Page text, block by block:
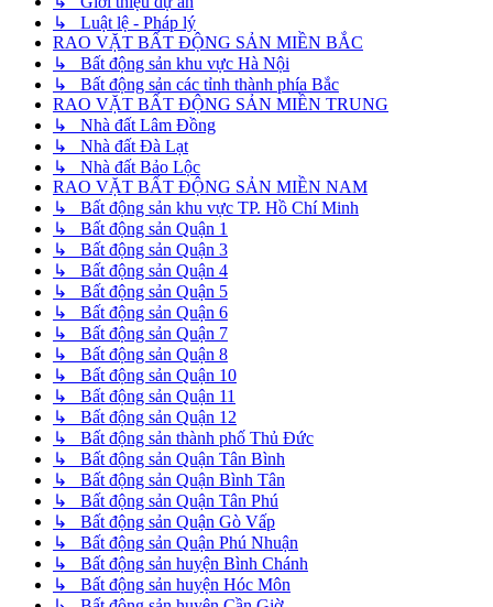
↳ Luật lệ - Pháp lý
RAO VẶT BẤT ĐỘNG SẢN MIỀN BẮC
↳ Bất động sản khu vực Hà Nội
↳ Bất động sản các tỉnh thành phía Bắc
RAO VẶT BẤT ĐỘNG SẢN MIỀN TRUNG
↳ Nhà đất Lâm Đồng
↳ Nhà đất Đà Lạt
↳ Nhà đất Bảo Lộc
RAO VẶT BẤT ĐỘNG SẢN MIỀN NAM
↳ Bất động sản khu vực TP. Hồ Chí Minh
↳ Bất động sản Quận 1
↳ Bất động sản Quận 3
↳ Bất động sản Quận 4
↳ Bất động sản Quận 5
↳ Bất động sản Quận 6
↳ Bất động sản Quận 7
↳ Bất động sản Quận 8
↳ Bất động sản Quận 10
↳ Bất động sản Quận 11
↳ Bất động sản Quận 12
↳ Bất động sản thành phố Thủ Đức
↳ Bất động sản Quận Tân Bình
↳ Bất động sản Quận Bình Tân
↳ Bất động sản Quận Tân Phú
↳ Bất động sản Quận Gò Vấp
↳ Bất động sản Quận Phú Nhuận
↳ Bất động sản huyện Bình Chánh
↳ Bất động sản huyện Hóc Môn